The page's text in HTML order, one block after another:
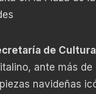
de
ante más de
navideñas